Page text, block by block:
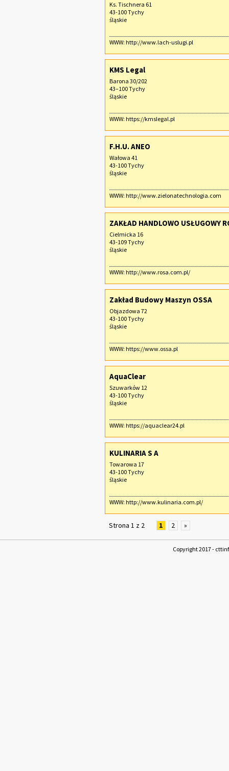
Ks. Tischnera 61
43-100 Tychy
śląskie
WWW: http://www.lach-uslugi.pl
KMS Legal
Barona 30/202
43–100 Tychy
śląskie
WWW: https://kmslegal.pl
F.H.U. ANEO
Wałowa 41
43-100 Tychy
śląskie
WWW: http://www.zielonatechnologia.com
ZAKŁAD HANDLOWO USŁUGOWY
Cielmicka 16
43-109 Tychy
śląskie
WWW: http://www.rosa.com.pl/
Zakład Budowy Maszyn OSSA
Objazdowa 72
43-100 Tychy
śląskie
WWW: https://www.ossa.pl
AquaClear
Szuwarków 12
43-100 Tychy
śląskie
WWW: https://aquaclear24.pl
KULINARIA S A
Towarowa 17
43-100 Tychy
śląskie
WWW: http://www.kulinaria.com.pl/
Strona 1 z 2 1 2 »
Copyright 2017 -